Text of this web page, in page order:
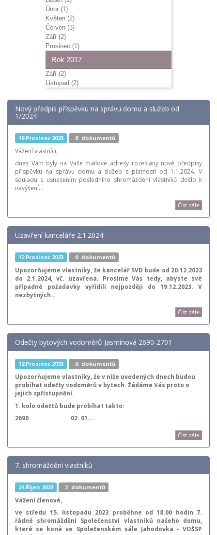
Únor (1)
Květen (2)
Červen (3)
Září (2)
Prosinec (1)
Rok 2017
Září (2)
Listopad (2)
Nový předpis příspěvku na správu domu a služeb od
1/2024
19.Prosinec 2023 0 dokumentů
Vážení vlastníci,
dnes Vám byly na Vaše mailové adresy rozeslány nové předpisy
příspěvku na správu domu a služeb s platností od 1.1.2024. V
souladu s usnesením posledního shromáždění vlastníků došlo k
navýšení…
Číst dále
Uzavření kanceláře 2.1.2024
12.Prosinec 2023 0 dokumentů
Upozorňujeme vlastníky, že kancelář SVD bude od 20.12.2023
do 2.1.2024, vč. uzavřena. Prosíme Vás tedy, abyste své
případné požadavky vyřídili nejpozději do 19.12.2023. V
nezbytných…
Číst dále
Odečty bytových vodoměrů Jasmínová 2690-2701
12.Prosinec 2023 0 dokumentů
Upozorňujeme vlastníky, že v níže uvedených dnech budou
probíhat odečty vodoměrů v bytech. Žádáme Vás proto o
jejich zpřístupnění.
1. kolo odečtů bude probíhat takto:
2690 02. 01.…
Číst dále
7. shromáždění vlastníků
24.Říjen 2023 2 dokumentů
Vážení členové,
ve středu 15. listopadu 2023 proběhne od 18.00 hodin 7.
řádné shromáždění Společenství vlastníků našeho domu,
které se koná ve Společenském sále Jahodovka - VOŠSP